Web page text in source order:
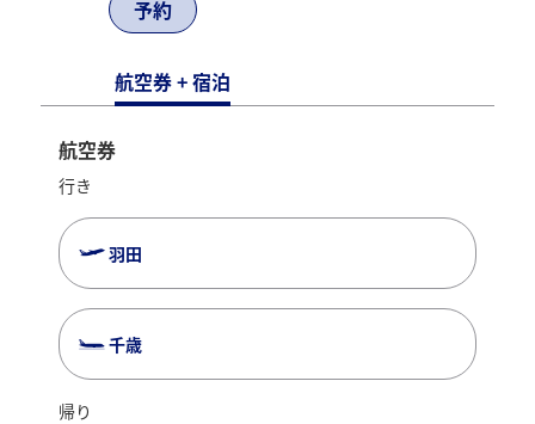
予約
航空券 + 宿泊
航空券
行き
羽田
千歳
帰り